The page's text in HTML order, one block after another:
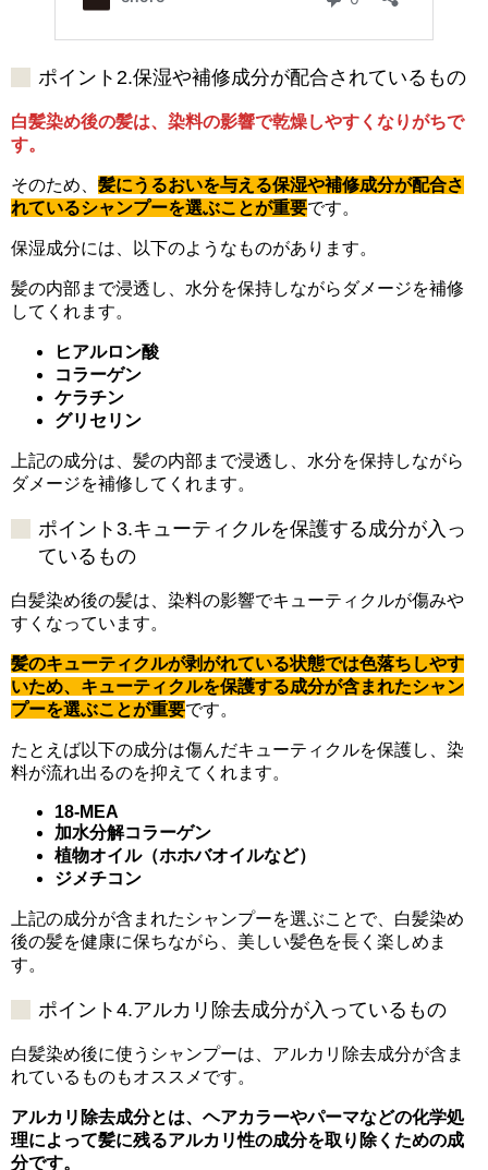
ポイント2.保湿や補修成分が配合されているもの
白髪染め後の髪は、染料の影響で乾燥しやすくなりがちで
す。
そのため、 髪にうるおいを与える保湿や補修成分が配合さ
れているシャンプーを選ぶことが重要です。
保湿成分には、以下のようなものがあります。
髪の内部まで浸透し、水分を保持しながらダメージを補修
してくれます。
ヒアルロン酸
コラーゲン
ケラチン
グリセリン
上記の成分は、髪の内部まで浸透し、水分を保持しながら
ダメージを補修してくれます。
ポイント3.キューティクルを保護する成分が入っ
ているもの
白髪染め後の髪は、染料の影響でキューティクルが傷みや
すくなっています。
髪のキューティクルが剥がれている状態では色落ちしやす
いため、キューティクルを保護する成分が含まれたシャン
プーを選ぶことが重要です。
たとえば以下の成分は傷んだキューティクルを保護し、染
料が流れ出るのを抑えてくれます。
18-MEA
加水分解コラーゲン
植物オイル（ホホバオイルなど）
ジメチコン
上記の成分が含まれたシャンプーを選ぶことで、白髪染め
後の髪を健康に保ちながら、美しい髪色を長く楽しめま
す。
ポイント4.アルカリ除去成分が入っているもの
白髪染め後に使うシャンプーは、アルカリ除去成分が含ま
れているものもオススメです。
アルカリ除去成分とは、ヘアカラーやパーマなどの化学処
理によって髪に残るアルカリ性の成分を取り除くための成
分です。